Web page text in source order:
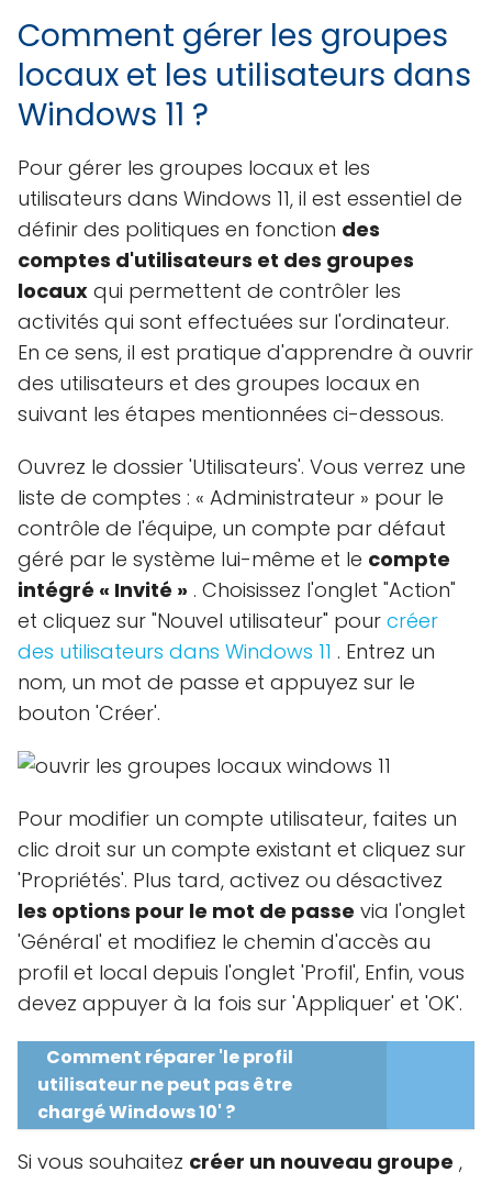
Comment gérer les groupes
locaux et les utilisateurs dans
Windows 11 ?
Pour gérer les groupes locaux et les
utilisateurs dans Windows 11, il est essentiel de
définir des politiques en fonction des
comptes d'utilisateurs et des groupes
locaux qui permettent de contrôler les
activités qui sont effectuées sur l'ordinateur.
En ce sens, il est pratique d'apprendre à ouvrir
des utilisateurs et des groupes locaux en
suivant les étapes mentionnées ci-dessous.
Ouvrez le dossier 'Utilisateurs'. Vous verrez une
liste de comptes : « Administrateur » pour le
contrôle de l'équipe, un compte par défaut
géré par le système lui-même et le compte
intégré « Invité » . Choisissez l'onglet "Action"
et cliquez sur "Nouvel utilisateur" pour créer
des utilisateurs dans Windows 11 . Entrez un
nom, un mot de passe et appuyez sur le
bouton 'Créer'.
Pour modifier un compte utilisateur, faites un
clic droit sur un compte existant et cliquez sur
'Propriétés'. Plus tard, activez ou désactivez
les options pour le mot de passe via l'onglet
'Général' et modifiez le chemin d'accès au
profil et local depuis l'onglet 'Profil', Enfin, vous
devez appuyer à la fois sur 'Appliquer' et 'OK'.
Comment réparer 'le profil
utilisateur ne peut pas être
chargé Windows 10' ?
Si vous souhaitez créer un nouveau groupe ,